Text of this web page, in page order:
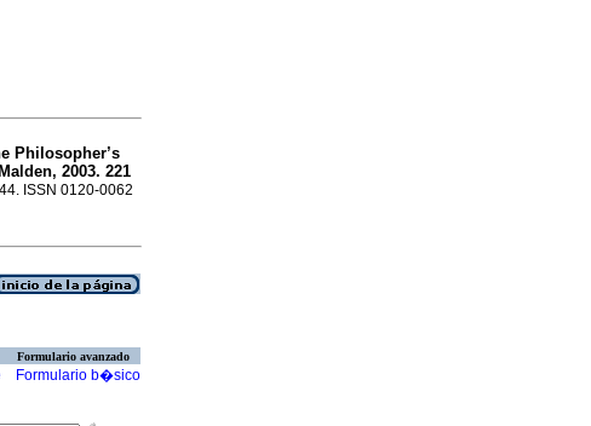
Philosopher’s
2003. 221
ISSN 0120-0062
Formulario avanzado
Formulario b�sico